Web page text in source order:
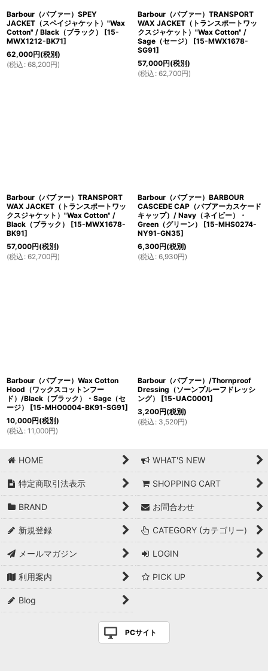
Barbour（バブァー）SPEY
JACKET（スペイジャケット）"Wax
Cotton" / Black（ブラック）
[15-
MWX1212-BK71]
62,000円(税別)
(税込 : 68,200円)
Barbour（バブァー）TRANSPORT
WAX JACKET（トランスポートワッ
クスジャケット）"Wax Cotton" /
Sage（セージ）
[15-MWX1678-
SG91]
57,000円(税別)
(税込 : 62,700円)
Barbour（バブァー）TRANSPORT
WAX JACKET（トランスポートワッ
クスジャケット）"Wax Cotton" /
Black（ブラック）
[15-MWX1678-
BK91]
57,000円(税別)
(税込 : 62,700円)
Barbour（バブァー）BARBOUR
CASCEDE CAP（バブアーカスケード
キャップ）/ Navy（ネイビー）・
Green（グリーン）
[15-MHS0274-
NY91-GN35]
6,300円(税別)
(税込 : 6,930円)
Barbour（バブァー）Wax Cotton
Hood（ワックスコットンフー
ド）/Black（ブラック）・Sage（セ
ージ）
[15-MHO0004-BK91-SG91]
10,000円(税別)
(税込 : 11,000円)
Barbour（バブァー）/Thornproof
Dressing（ソーンプルーフドレッシ
ング）
[15-UAC0001]
3,200円(税別)
(税込 : 3,520円)
HOME WHAT'S NEW
特定商取引法表示 SHOPPING CART
BRAND お問合わせ
新規登録 CATEGORY (カテゴリー)
メールマガジン LOGIN
利用案内 PICK UP
Blog
PCサイト